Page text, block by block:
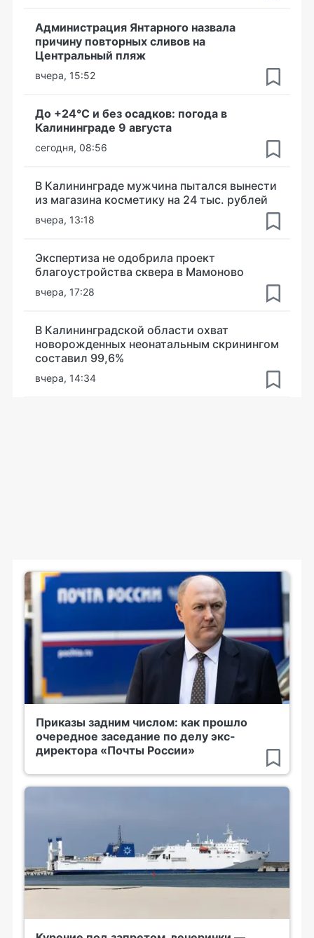
Администрация Янтарного назвала
причину повторных сливов на
Центральный пляж
вчера, 15:52
До +24°С и без осадков: погода в
Калининграде 9 августа
сегодня, 08:56
В Калининграде мужчина пытался вынести
из магазина косметику на 24 тыс. рублей
вчера, 13:18
Экспертиза не одобрила проект
благоустройства сквера в Мамоново
вчера, 17:28
В Калининградской области охват
новорожденных неонатальным скринингом
составил 99,6%
вчера, 14:34
Приказы задним числом: как прошло
очередное заседание по делу экс-
директора «Почты России»